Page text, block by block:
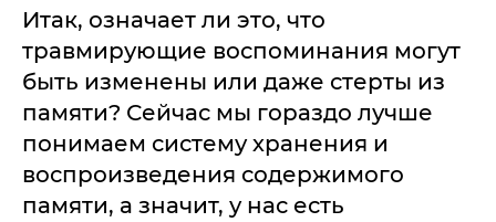
Итак, означает ли это, что
травмирующие воспоминания могут
быть изменены или даже стерты из
памяти? Сейчас мы гораздо лучше
понимаем систему хранения и
воспроизведения содержимого
памяти, а значит, у нас есть